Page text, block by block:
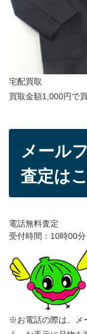
宅配買取
買取金額1,000円で
メール
査定は
電話無料査定
受付時間：10時00
※お電話の際は、メ